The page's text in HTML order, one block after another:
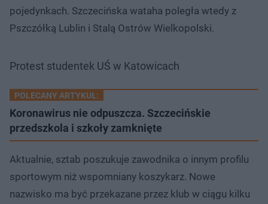
pojedynkach. Szczecińska wataha poległa wtedy z
Pszczółką Lublin i Stalą Ostrów Wielkopolski.
Protest studentek UŚ w Katowicach
POLECANY ARTYKUŁ:
Koronawirus nie odpuszcza. Szczecińskie
przedszkola i szkoły zamknięte
Aktualnie, sztab poszukuje zawodnika o innym profilu
sportowym niż wspomniany koszykarz. Nowe
nazwisko ma być przekazane przez klub w ciągu kilku